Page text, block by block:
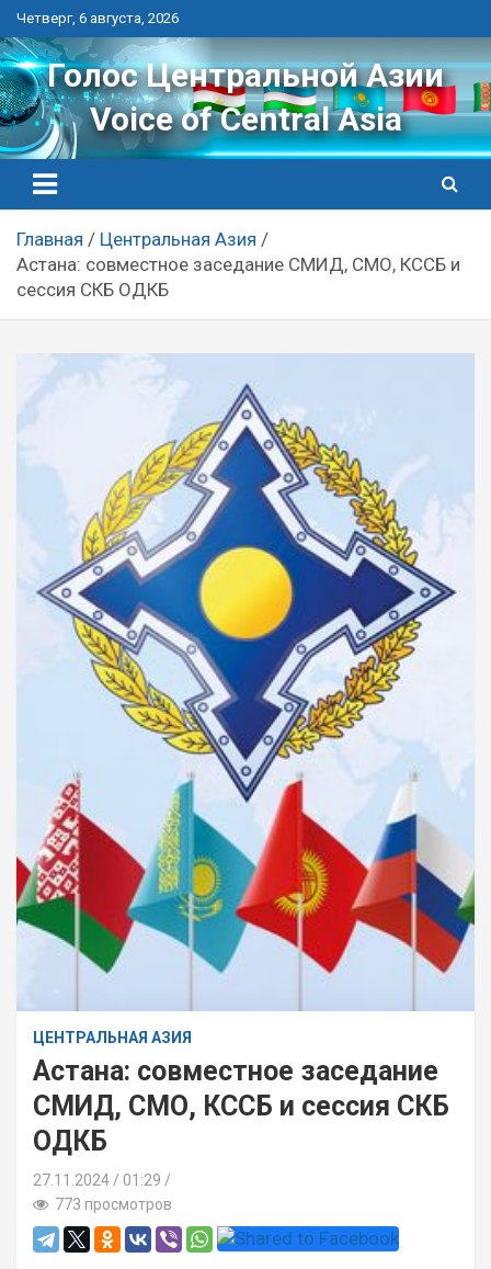
Перейти
к
контенту
Четверг, 6 августа, 2026
Голос Центральной Азии
Voice of Central Asia
Главная
Центральная Азия
Астана: совместное заседание СМИД, СМО, КССБ и
сессия СКБ ОДКБ
ЦЕНТРАЛЬНАЯ АЗИЯ
Астана: совместное заседание
СМИД, СМО, КССБ и сессия СКБ
ОДКБ
27.11.2024
01:29 /
773 просмотров